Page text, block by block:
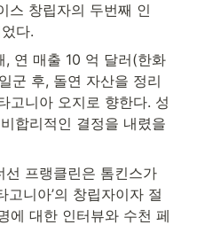
스 창립자의 두번째 인
다.
, 연 매출 10 억 달러(한화
군 후, 돌연 자산을 정리
고니아 오지로 향한다. 성
합리적인 결정을 내렸을
선 프랭클린은 톰킨스가
고니아’의 창립자이자 절
에 대한 인터뷰와 수천 페